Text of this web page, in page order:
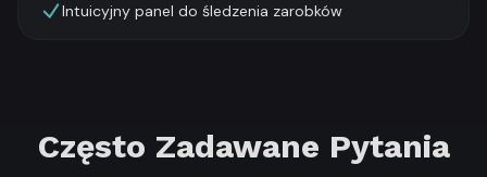
Intuicyjny panel do śledzenia zarobków
Często Zadawane Pytania